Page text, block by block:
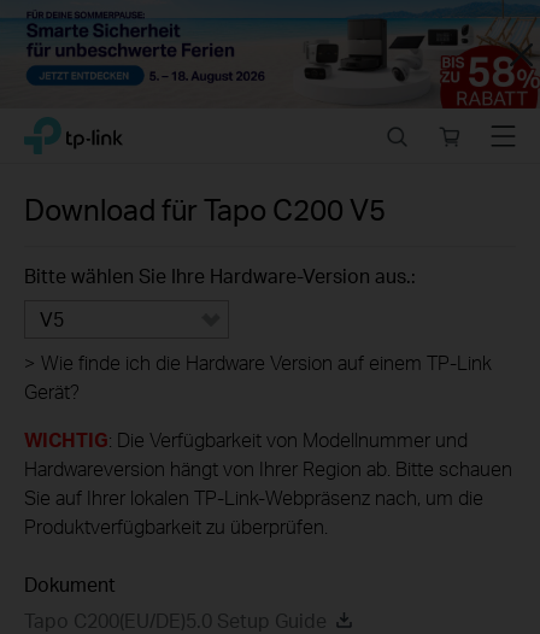
Close
Click
navigation
TP-Link, Reliably Smart
store
Menu
Download fürTapo C200 V5
Bitte wählen Sie Ihre Hardware-Version aus.:
V5
> Wie finde ich die Hardware Version auf einem TP-Link
Gerät?
WICHTIG: Die Verfügbarkeit von Modellnummer und
Hardwareversion hängt von Ihrer Region ab. Bitte schauen
Sie auf Ihrer lokalen TP-Link-Webpräsenz nach, um die
Produktverfügbarkeit zu überprüfen.
Dokument
Tapo C200(EU/DE)5.0 Setup Guide